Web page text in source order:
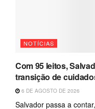
NOTÍCIAS
Com 95 leitos,
transição de
6 DE AGOSTO DE 2026
Salvador passa a